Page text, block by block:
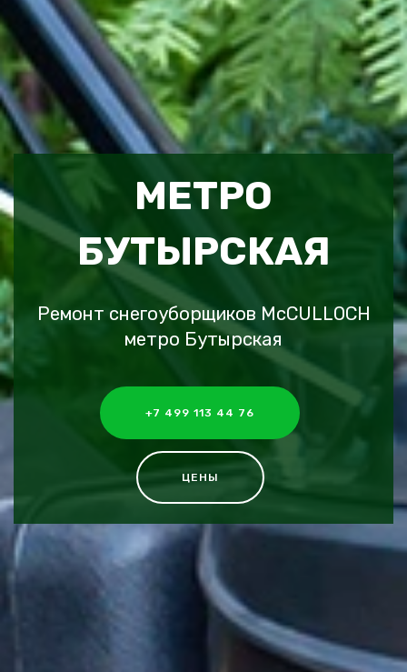
МЕТРО
БУТЫРСКАЯ
Ремонт снегоуборщиков McCULLOCH
метро Бутырская
+7 499 113 44 76
ЦЕНЫ